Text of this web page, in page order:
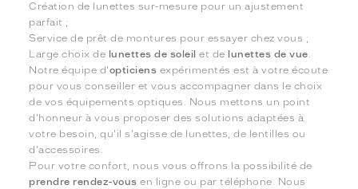
Création de lunettes sur-mesure pour un ajustement
parfait ;
Service de prêt de montures pour essayer chez vous ;
Large choix de lunettes de soleil et de lunettes de vue.
Notre équipe d'opticiens expérimentés est à votre écoute
pour vous conseiller et vous accompagner dans le choix
de vos équipements optiques. Nous mettons un point
d'honneur à vous proposer des solutions adaptées à
votre besoin, qu'il s'agisse de lunettes, de lentilles ou
d'accessoires.
Pour votre confort, nous vous offrons la possibilité de
prendre rendez-vous en ligne ou par téléphone. Nous